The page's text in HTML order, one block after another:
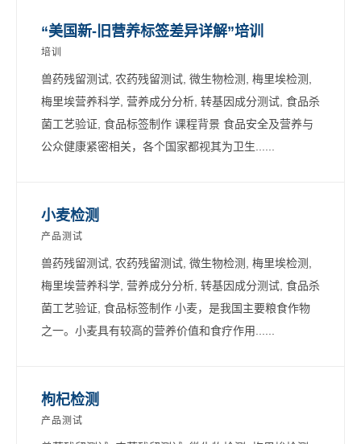
“美国新-旧营养标签差异详解”培训
培训
兽药残留测试, 农药残留测试, 微生物检测, 梅里埃检测,
梅里埃营养科学, 营养成分分析, 转基因成分测试, 食品杀
菌工艺验证, 食品标签制作 课程背景 食品安全及营养与
公众健康紧密相关，各个国家都视其为卫生......
小麦检测
产品测试
兽药残留测试, 农药残留测试, 微生物检测, 梅里埃检测,
梅里埃营养科学, 营养成分分析, 转基因成分测试, 食品杀
菌工艺验证, 食品标签制作 小麦，是我国主要粮食作物
之一。小麦具有较高的营养价值和食疗作用......
枸杞检测
产品测试